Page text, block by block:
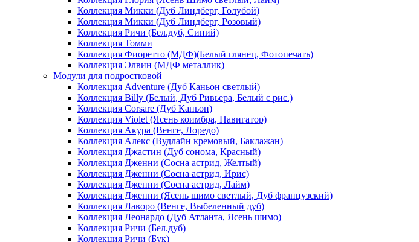
Коллекция Микки (Дуб Линдберг, Голубой)
Коллекция Микки (Дуб Линдберг, Розовый)
Коллекция Ричи (Бел.дуб, Синий)
Коллекция Томми
Коллекция Фиоретто (МДФ)(Белый глянец, Фотопечать)
Коллекция Элвин (МДФ металлик)
Модули для подростковой
Коллекция Adventure (Дуб Каньон светлый)
Коллекция Billy (Белый, Дуб Ривьера, Белый с рис.)
Коллекция Corsare (Дуб Каньон)
Коллекция Violet (Ясень коимбра, Навигатор)
Коллекция Акура (Венге, Лоредо)
Коллекция Алекс (Вудлайн кремовый, Баклажан)
Коллекция Джастин (Дуб сонома, Красный)
Коллекция Дженни (Cосна астрид, Желтый)
Коллекция Дженни (Cосна астрид, Ирис)
Коллекция Дженни (Cосна астрид, Лайм)
Коллекция Дженни (Ясень шимо светлый, Дуб французский)
Коллекция Лаворо (Венге, Выбеленный дуб)
Коллекция Леонардо (Дуб Атланта, Ясень шимо)
Коллекция Ричи (Бел.дуб)
Коллекция Ричи (Бук)